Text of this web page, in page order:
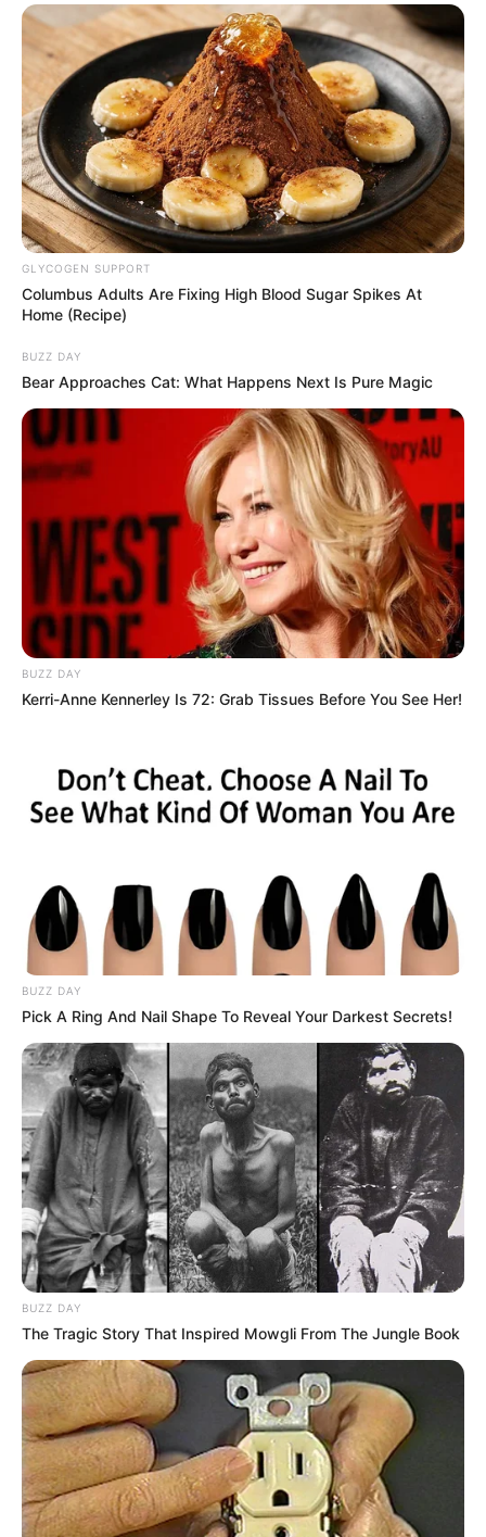
GLYCOGEN SUPPORT
Columbus Adults Are Fixing High Blood Sugar Spikes At
Home (Recipe)
BUZZ DAY
Bear Approaches Cat: What Happens Next Is Pure Magic
BUZZ DAY
Kerri-Anne Kennerley Is 72: Grab Tissues Before You See Her!
BUZZ DAY
Pick A Ring And Nail Shape To Reveal Your Darkest Secrets!
BUZZ DAY
The Tragic Story That Inspired Mowgli From The Jungle Book